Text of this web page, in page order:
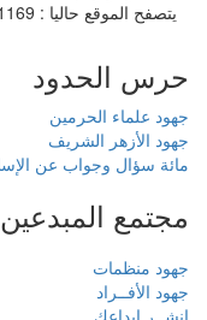
يتصفح الموقع حاليا : 1169
حرس الحدود
جهود علماء الحرمين
جهود الأزهر الشريف
مائة سؤال وجواب عن
مجتمع المبدعين
جهود منظمات
جهود الأفــراد